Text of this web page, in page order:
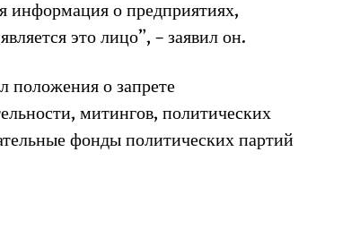
информация о предприятиях,
это лицо”, – заявил он.
положения о запрете
митингов, политических
фонды политических партий